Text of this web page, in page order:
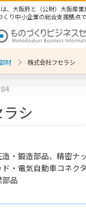
、大阪府と（公財）大阪産業
くり中小企業の総合支援拠点で
材 株式会社フセラシ
シ
・鍛造部品、精密ナ
・電気自動車コネク
品